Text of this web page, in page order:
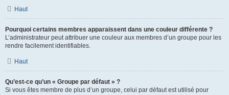
Haut
Pourquoi certains membres apparaissent dans une couleur différente ?
L’administrateur peut attribuer une couleur aux membres d’un groupe pour les
rendre facilement identifiables.
Haut
Qu’est-ce qu’un « Groupe par défaut » ?
Si vous êtes membre de plus d’un groupe, celui par défaut est utilisé pour